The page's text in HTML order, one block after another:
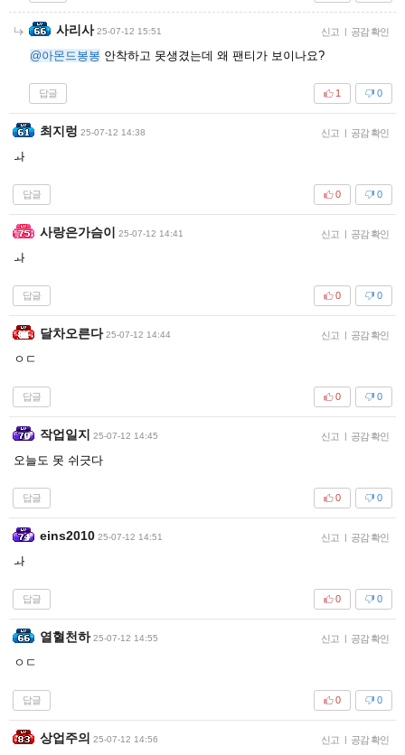
사리사 25-07-12 15:51 신고 | 공감 확인
@아몬드봉봉 안착하고 못생겼는데 왜 팬티가 보이나요?
답글 0
1
최지렁 25-07-12 14:38 신고 | 공감 확인
ㅘ
답글 0
0
사랑은가슴이 25-07-12 14:41 신고 | 공감 확인
ㅘ
답글 0
0
달차오른다 25-07-12 14:44 신고 | 공감 확인
ㅇㄷ
답글 0
0
작업일지 25-07-12 14:45 신고 | 공감 확인
오늘도 못 쉬긋다
답글 0
0
eins2010 25-07-12 14:51 신고 | 공감 확인
ㅘ
답글 0
0
열혈천하 25-07-12 14:55 신고 | 공감 확인
ㅇㄷ
답글 0
0
상업주의 25-07-12 14:56 신고 | 공감 확인